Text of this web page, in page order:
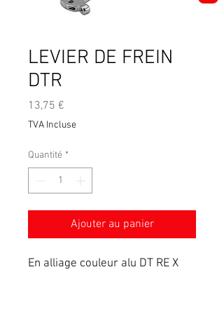
LEVIER DE FREIN
DTR
13,75 €
TVA Incluse
Quantité *
Ajouter au panier
En alliage couleur alu DT RE X